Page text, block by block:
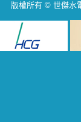
版權所有 © 世傑水